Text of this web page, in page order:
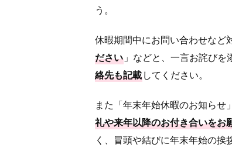
う。
休暇期間中にお問い合わせなど
ださい 」などと、一言お詫び
絡先も記載 してください。
また「年末年始休暇のお知らせ
礼や来年以降のお付き合いをお
く、冒頭や結びに年末年始の挨